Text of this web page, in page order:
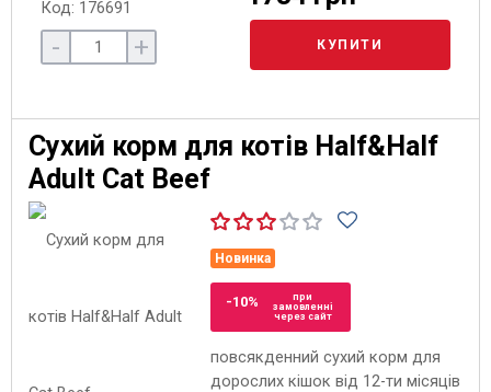
Код: 176691
- + КУПИТИ
Сухий корм для котів Half&Half
Adult Cat Beef
Новинка
-10%
при
замовленні
через сайт
повсякденний сухий корм для
дорослих кішок від 12-ти місяців